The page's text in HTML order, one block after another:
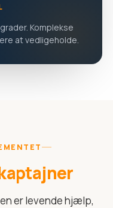
Komplekse
at vedligeholde.
er levende hjælp,